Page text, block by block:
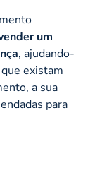
um
, ajudando-
existam
a sua
para